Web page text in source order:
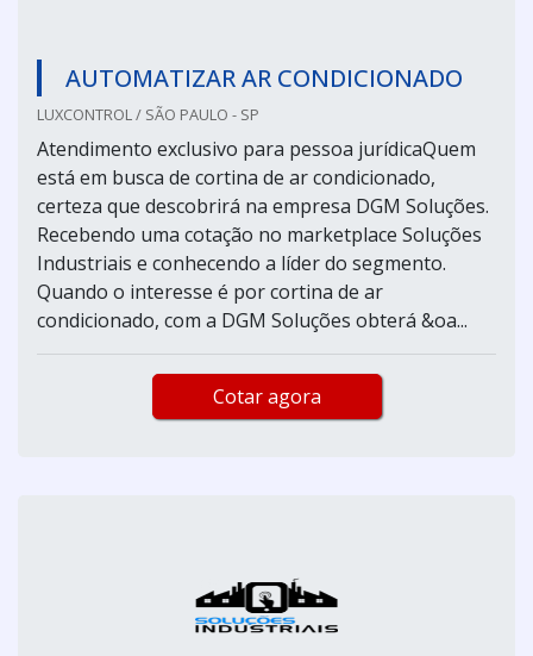
AUTOMATIZAR AR CONDICIONADO
LUXCONTROL / SÃO PAULO - SP
Atendimento exclusivo para pessoa jurídicaQuem
está em busca de cortina de ar condicionado,
certeza que descobrirá na empresa DGM Soluções.
Recebendo uma cotação no marketplace Soluções
Industriais e conhecendo a líder do segmento.
Quando o interesse é por cortina de ar
condicionado, com a DGM Soluções obterá &oa...
Cotar agora